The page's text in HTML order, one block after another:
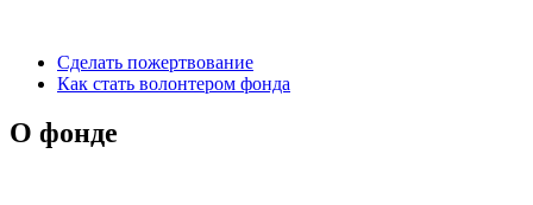
Сделать пожертвование
Как стать волонтером фонда
О фонде